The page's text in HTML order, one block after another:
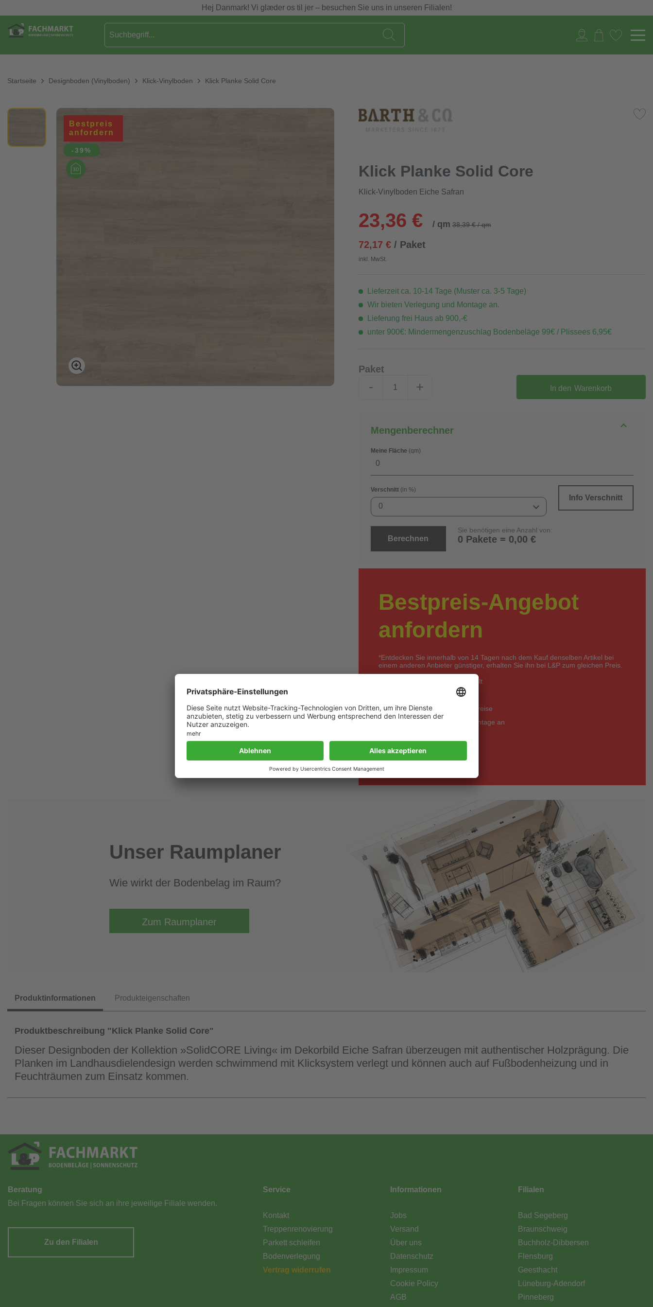
Hej Danmark! Vi glæder os til jer – besuchen Sie uns in unseren Filialen!
Startseite Designboden (Vinylboden) Klick-Vinylboden Klick Planke Solid Core
Bestpreis
anfordern
-39%
Klick Planke Solid Core
Klick-Vinylboden Eiche Safran
23,36 € / qm 38,39 € / qm
72,17 €/ Paket
inkl. MwSt.
Lieferzeit ca. 10-14 Tage (Muster ca. 3-5 Tage)
Wir bieten Verlegung und Montage an.
Lieferung frei Haus ab 900,-€
unter 900€: Mindermengenzuschlag Bodenbeläge 99€ / Plissees 6,95€
Paket
- + In den Warenkorb
Mengenberechner
Meine Fläche (qm)
Verschnitt (in %)
0
Info Verschnitt
Berechnen
Sie benötigen eine Anzahl von:
0 Pakete = 0,00 €
Bestpreis-Angebot
anfordern
*Entdecken Sie innerhalb von 14 Tagen nach dem Kauf denselben Artikel bei
einem anderen Anbieter günstiger, erhalten Sie ihn bei L&P zum gleichen Preis.
Angebot wird kurzfristig erstellt
unverbindlich & kostenlos
größere Mengen - bessere Preise
Wir bieten Verlegung und Montage an
hier klicken
Unser Raumplaner
Wie wirkt der Bodenbelag im Raum?
Zum Raumplaner
Produktinformationen Produkteigenschaften
Produktbeschreibung "Klick Planke Solid Core"
Dieser Designboden der Kollektion »SolidCORE Living« im Dekorbild Eiche Safran überzeugen mit authentischer Holzprägung. Die
Planken im Landhausdielendesign werden schwimmend mit Klicksystem verlegt und können auch auf Fußbodenheizung und in
Feuchträumen zum Einsatz kommen.
Beratung
Bei Fragen können Sie sich an ihre jeweilige Filiale wenden.
Zu den Filialen
Service
Kontakt
Treppenrenovierung
Parkett schleifen
Bodenverlegung
Vertrag widerrufen
Informationen
Jobs
Versand
Über uns
Datenschutz
Impressum
Cookie Policy
AGB
Filialen
Bad Segeberg
Braunschweig
Buchholz-Dibbersen
Flensburg
Geesthacht
Lüneburg-Adendorf
Pinneberg